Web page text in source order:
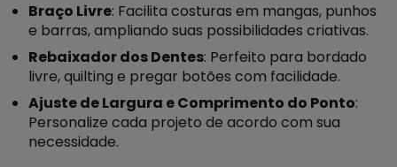
Braço Livre: Facilita costuras em mangas, punhos
e barras, ampliando suas possibilidades criativas.
Rebaixador dos Dentes: Perfeito para bordado
livre, quilting e pregar botões com facilidade.
Ajuste de Largura e Comprimento do Ponto:
Personalize cada projeto de acordo com sua
necessidade.